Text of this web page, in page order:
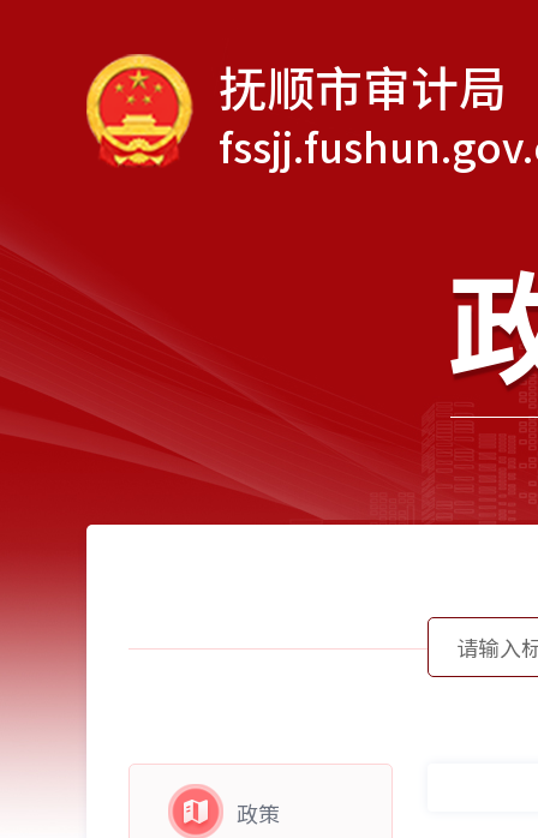
抚顺市审计局
政策